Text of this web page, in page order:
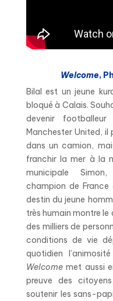
Welcome,
Bilal est un jeune
bloqué à Calais.
devenir
Manchester United, il
dans un camion,
franchir la mer à la
municipale
champion de
destin du jeune
très humain montre
des milliers de
conditions de vie
quotidien
Welcomemet aussi
preuve des
soutenir les sans-